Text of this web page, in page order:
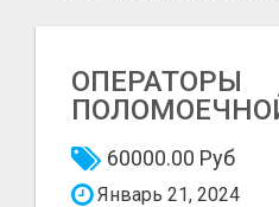
ОПЕРАТОРЫ
60000.00 Руб
Январь 21, 2024